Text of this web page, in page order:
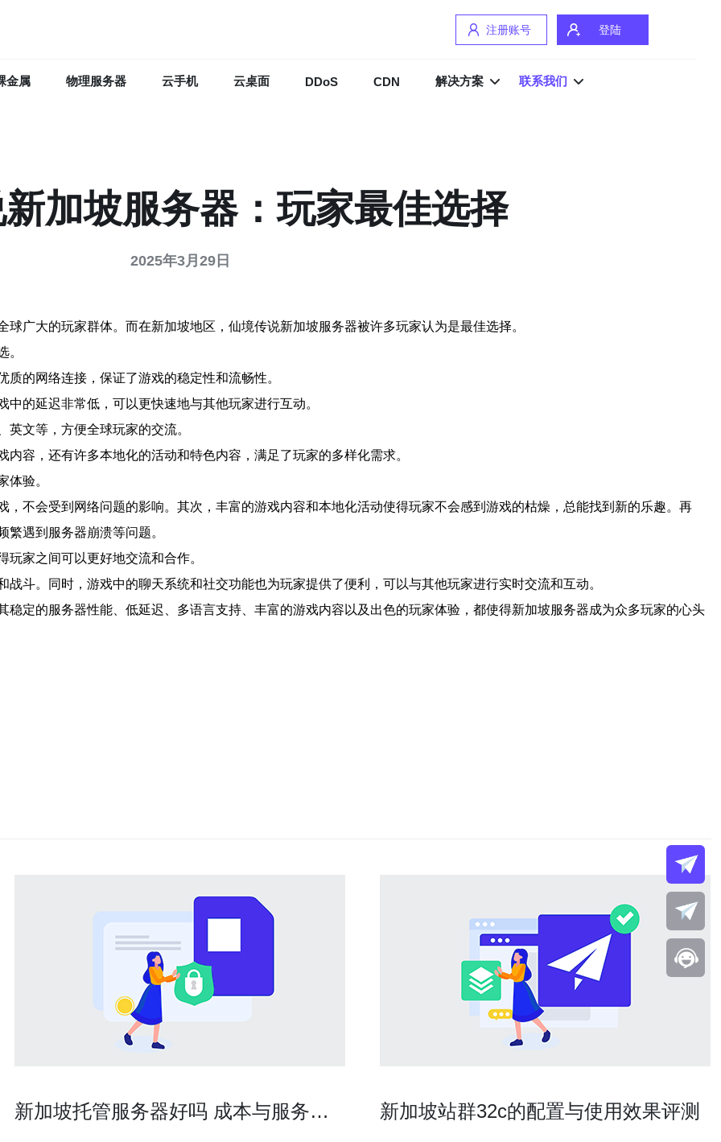
注册账号 登陆
金属 物理服务器 云手机 云桌面 DDoS CDN 解决方案 联系我们
加坡服务器：玩家最佳选择
2025年3月29日
广大的玩家群体。而在新加坡地区，仙境传说新加坡服务器被许多玩家认为是最佳选择。
。
的网络连接，保证了游戏的稳定性和流畅性。
的延迟非常低，可以更快速地与其他玩家进行互动。
文等，方便全球玩家的交流。
容，还有许多本地化的活动和特色内容，满足了玩家的多样化需求。
体验。
不会受到网络问题的影响。其次，丰富的游戏内容和本地化活动使得玩家不会感到游戏的枯燥，总能找到新的乐趣。再
遇到服务器崩溃等问题。
家之间可以更好地交流和合作。
斗。同时，游戏中的聊天系统和社交功能也为玩家提供了便利，可以与其他玩家进行实时交流和互动。
定的服务器性能、低延迟、多语言支持、丰富的游戏内容以及出色的玩家体验，都使得新加坡服务器成为众多玩家的心头
新加坡托管服务器好吗 成本与服务质
新加坡站群32c的配置与使用效果评测